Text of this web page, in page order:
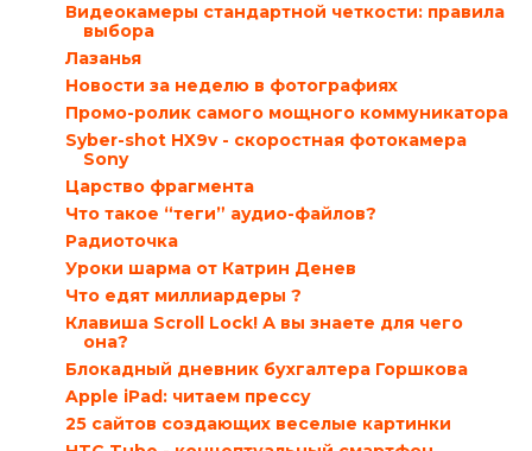
Видеокамеры стандартной четкости: правила
выбора
Лазанья
Новости за неделю в фотографиях
Промо-ролик самого мощного коммуникатора
Syber-shot HX9v - скоростная фотокамера
Sony
Царство фрагмента
Что такое “теги” аудио-файлов?
Радиоточка
Уроки шарма от Катрин Денев
Что едят миллиардеры ?
Клавиша Scroll Lock! А вы знаете для чего
она?
Блокадный дневник бухгалтера Горшкова
Apple iPad: читаем прессу
25 сайтов создающих веселые картинки